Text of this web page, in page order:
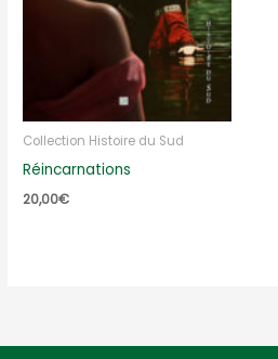
Collection Histoire du Sud
Réincarnations
20,00€